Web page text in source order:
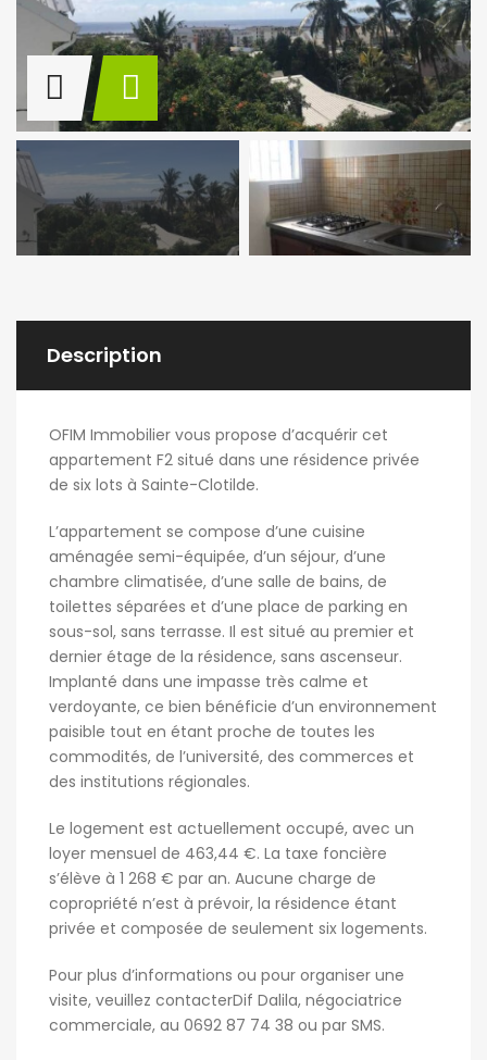
Description
OFIM Immobilier vous propose d’acquérir cet
appartement F2 situé dans une résidence privée
de six lots à Sainte-Clotilde.
L’appartement se compose d’une cuisine
aménagée semi-équipée, d’un séjour, d’une
chambre climatisée, d’une salle de bains, de
toilettes séparées et d’une place de parking en
sous-sol, sans terrasse. Il est situé au premier et
dernier étage de la résidence, sans ascenseur.
Implanté dans une impasse très calme et
verdoyante, ce bien bénéficie d’un environnement
paisible tout en étant proche de toutes les
commodités, de l’université, des commerces et
des institutions régionales.
Le logement est actuellement occupé, avec un
loyer mensuel de 463,44 €. La taxe foncière
s’élève à 1 268 € par an. Aucune charge de
copropriété n’est à prévoir, la résidence étant
privée et composée de seulement six logements.
Pour plus d’informations ou pour organiser une
visite, veuillez contacterDif Dalila, négociatrice
commerciale, au 0692 87 74 38 ou par SMS.